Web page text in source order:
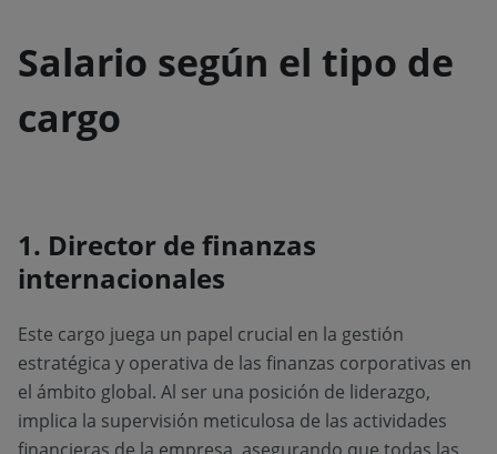
Salario según el tipo de
cargo
1. Director de finanzas
internacionales
Este cargo juega un papel crucial en la gestión
estratégica y operativa de las finanzas corporativas en
el ámbito global. Al ser una posición de liderazgo,
implica la supervisión meticulosa de las actividades